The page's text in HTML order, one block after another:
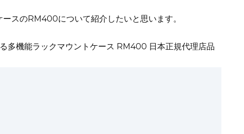
ar
e
スのRM400について紹介したいと思います。
多機能ラックマウントケース RM400 日本正規代理店品